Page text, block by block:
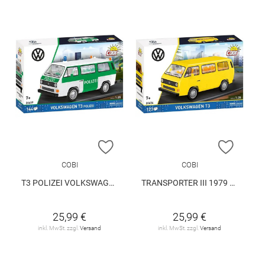
ZUR WUNSCHLISTE HINZUFÜGEN
COBI
T3 POLIZEI VOLKSWAGEN
25,99 €
inkl. MwSt. zzgl.Versand
ZUR
COBI
TRANSPORTER III 1979 VOLKSWAGEN
25,99 €
inkl. MwSt. zzgl.Versand